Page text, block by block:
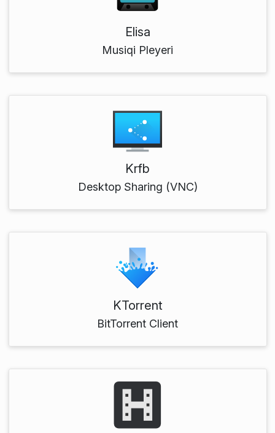
Elisa
Musiqi Pleyeri
Krfb
Desktop Sharing (VNC)
KTorrent
BitTorrent Client